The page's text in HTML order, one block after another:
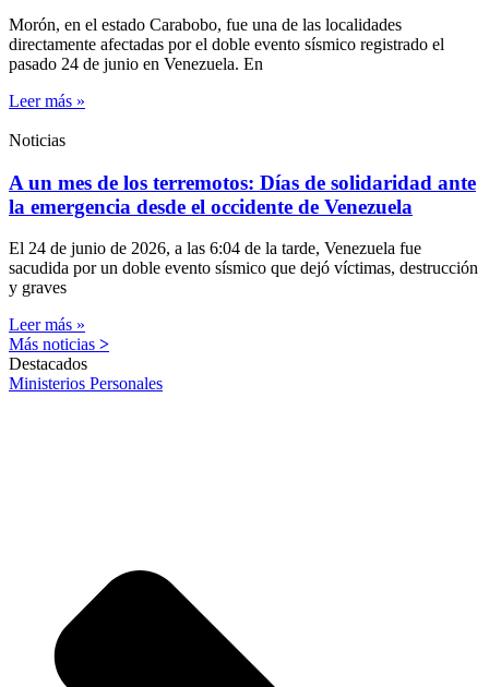
Morón, en el estado Carabobo, fue una de las localidades
directamente afectadas por el doble evento sísmico registrado el
pasado 24 de junio en Venezuela. En
Leer más »
Noticias
A un mes de los terremotos: Días de solidaridad ante
la emergencia desde el occidente de Venezuela
El 24 de junio de 2026, a las 6:04 de la tarde, Venezuela fue
sacudida por un doble evento sísmico que dejó víctimas, destrucción
y graves
Leer más »
Más noticias >
Destacados
Ministerios Personales